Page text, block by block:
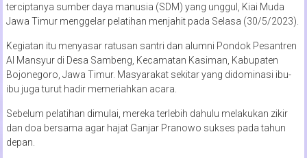
terciptanya sumber daya manusia (SDM) yang unggul, Kiai Muda
Jawa Timur menggelar pelatihan menjahit pada Selasa (30/5/2023).
Kegiatan itu menyasar ratusan santri dan alumni Pondok Pesantren
Al Mansyur di Desa Sambeng, Kecamatan Kasiman, Kabupaten
Bojonegoro, Jawa Timur. Masyarakat sekitar yang didominasi ibu-
ibu juga turut hadir memeriahkan acara.
Sebelum pelatihan dimulai, mereka terlebih dahulu melakukan zikir
dan doa bersama agar hajat Ganjar Pranowo sukses pada tahun
depan.